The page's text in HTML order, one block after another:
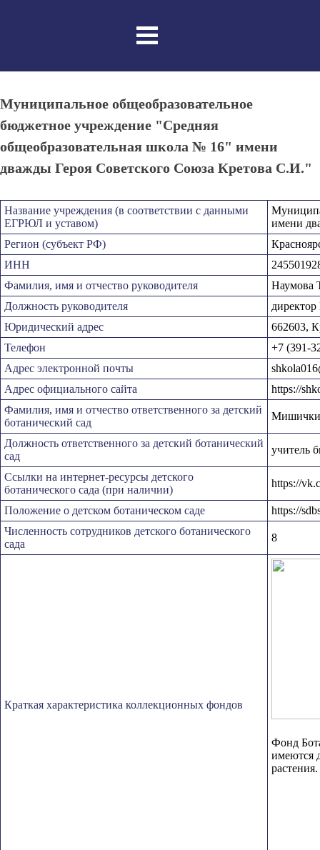
Муниципальное общеобразовательное
бюджетное учреждение "Средняя
общеобразовательная школа № 16" имени
дважды Героя Cоветского Союза Кретова С.И."
Название учреждения (в соответствии с данными
ЕГРЮЛ и уставом)
имени
Регион (субъект РФ)
ИНН
Фамилия, имя и отчество руководителя
Наумова
Должность руководителя
Юридический адрес
662603,
Телефон
+7 (391-
Адрес электронной почты
Адрес официального сайта
https://
Фамилия, имя и отчество ответственного за детский
ботанический сад
Должность ответственного за детский ботанический
сад
учитель
Ссылки на интернет-ресурсы детского
ботанического сада (при наличии)
https://
Положение о детском ботаническом саде
https://
Численность сотрудников детского ботанического
сада
8
Краткая характеристика коллекционных фондов
Фонд
имеются
растения.